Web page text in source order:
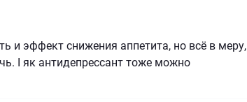
и эффект снижения аппетита, но всё в меру,
І як антидепрессант тоже можно